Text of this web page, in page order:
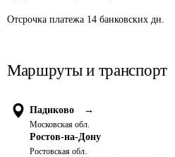
Отсрочка платежа 14 банковских дн.
Маршруты и транспорт
Падиково →
Московская обл.
Ростов-на-Дону
Ростовская обл.